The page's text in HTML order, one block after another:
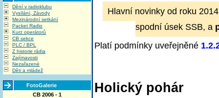
Dění v radioklubu
Vysílání, Závody
Mezinárodní setkání
Packet Radio
Kurz operátorů
CB sekce
PLC / BPL
Z historie rádia
Zajímavosti
Nezařazené
Děti a mládež
FotoGalerie
CB 2006 - 1
Hlavní novinky od roku
spodní úsek SSB, a
Platí podmínky uveřejněné
Holický pohár